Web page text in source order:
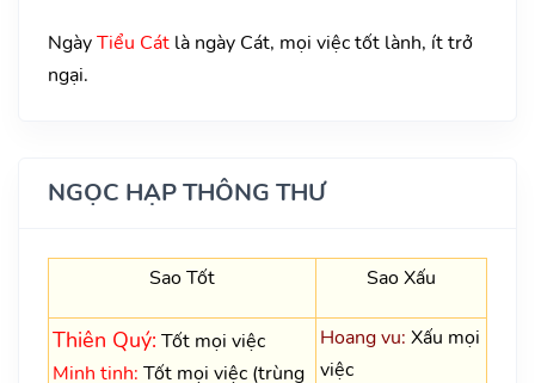
NgàyTiểu Cát là ngày Cát, mọi việc tốt lành, ít trở
ngại.
NGỌC HẠP THÔNG THƯ
Sao Tốt Sao Xấu
Thiên Quý: Tốt mọi việc
Minh tinh: Tốt mọi việc (trùng
Hoang vu: Xấu mọi
việc